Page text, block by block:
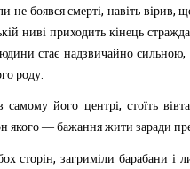
не боявся смерті, навіть вірив,
ниві приходить кінець
стає надзвичайно сильною,
роду.
самому його центрі, стоїть
якого — бажання жити заради
сторін,загриміли барабани і